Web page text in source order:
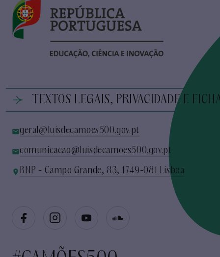
TEXTOS LEGAIS, PRIVACIDADE E
geral@luisdecamoes500.gov.pt
comunicacao@luisdecamoes500.gov.pt
BNP - Campo Grande, 83, 1749-081 Lisboa